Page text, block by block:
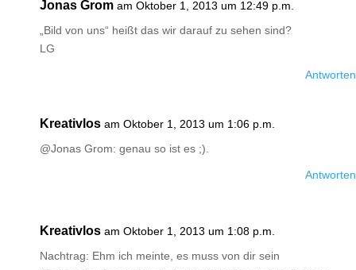
Jonas Grom am Oktober 1, 2013 um 12:49 p.m.
„Bild von uns“ heißt das wir darauf zu sehen sind?
LG
Antworten
Kreativlos am Oktober 1, 2013 um 1:06 p.m.
@Jonas Grom: genau so ist es ;).
Antworten
Kreativlos am Oktober 1, 2013 um 1:08 p.m.
Nachtrag: Ehm ich meinte, es muss von dir sein